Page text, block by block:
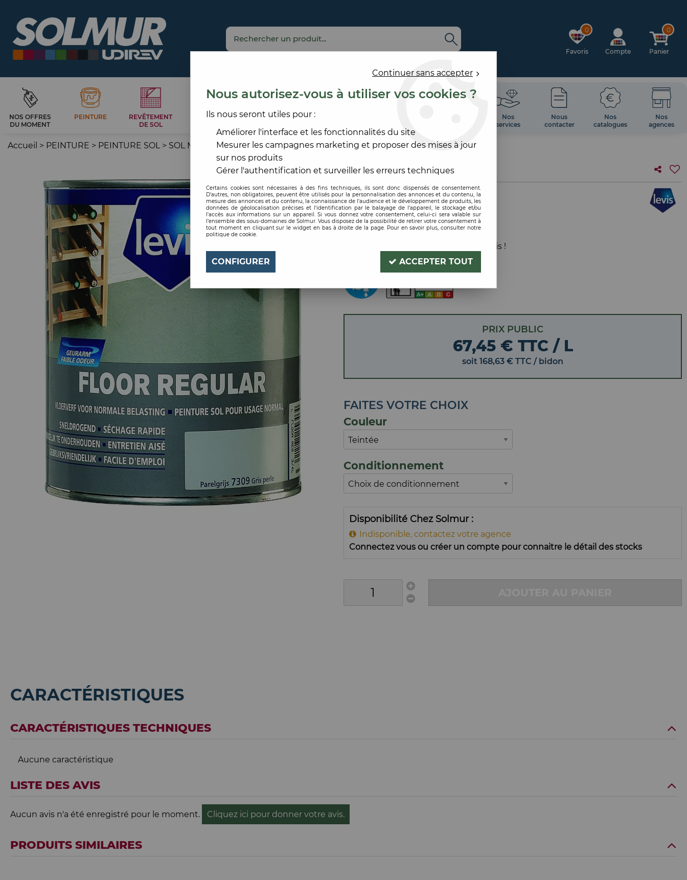
0
Favoris Compte
0
Panier
NOS OFFRES
DU MOMENT
PEINTURE
REVÊTEMENT
DE SOL
CARRELAGE
REVÊTEMENT
OUTILLAGE
Nos
services
Nous
contacter
Nos
catalogues
Nos
agences
Accueil > PEINTURE > PEINTURE SOL > SOL MONO-COMPOSANT >FLOOR REGULAR
LEVIS
Code produit :
FLOOR REGULAR
Soyez le premier à donner votre avis !
PRIX PUBLIC
67,45 € TTC / L
soit 168,63 € TTC / bidon
FAITES VOTRE CHOIX
Couleur
Conditionnement
Disponibilité Chez Solmur
Indisponible, contactez votre agence
Connectez vous ou créer un compte pour connaitre le détail des stocks
CARACTÉRISTIQUES
CARACTÉRISTIQUES TECHNIQUES
Aucune caractéristique
LISTE DES AVIS
Aucun avis n'a été enregistré pour le moment. Cliquez ici pour donner votre avis.
PRODUITS SIMILAIRES
Continuer sans accepter
Nous autorisez-vous à utiliser vos cookies ?
Ils nous seront utiles pour :
Améliorer l'interface et les fonctionnalités du site
Mesurer les campagnes marketing et proposer des mises à jour
sur nos produits
Gérer l'authentification et surveiller les erreurs techniques
Certains cookies sont nécessaires à des fins techniques, ils sont donc dispensés de consentement.
D'autres, non obligatoires, peuvent être utilisés pour la personnalisation des annonces et du contenu, la
mesure des annonces et du contenu, la connaissance de l'audience et le développement de produits, les
données de géolocalisation précises et l'identification par le balayage de l'appareil, le stockage et/ou
l'accès aux informations sur un appareil. Si vous donnez votre consentement, celui-ci sera valable sur
l’ensemble des sous-domaines de Solmur. Vous disposez de la possibilité de retirer votre consentement à
tout moment en cliquant sur le widget en bas à droite de la page. Pour en savoir plus, consulter notre
politique de cookie.
CONFIGURER ACCEPTER TOUT